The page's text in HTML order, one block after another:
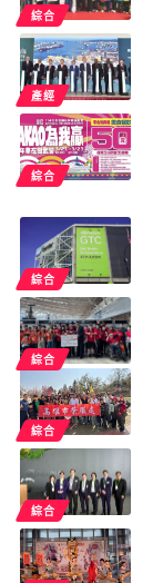
綜合
產經
綜合
綜合
綜合
綜合
綜合